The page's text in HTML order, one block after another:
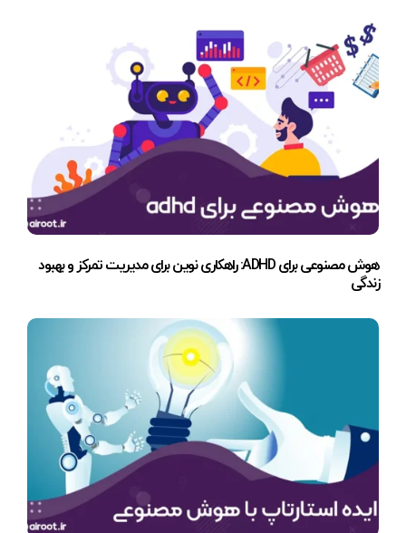
هوش مصنوعی برای ADHD: راهکاری نوین برای مدیریت تمرکز و بهبود
زندگی